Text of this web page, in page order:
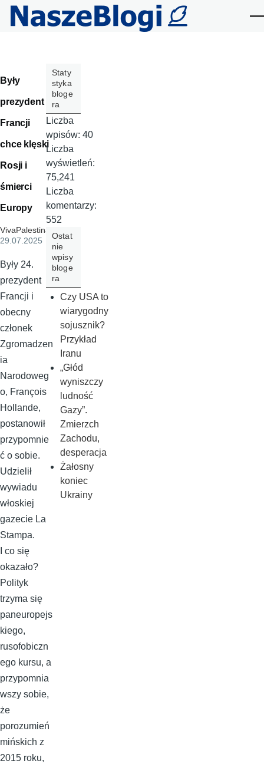
Przejdź do treści
Były
prezydent
Francji
chce klęski
Rosji i
śmierci
Europy
VivaPalestina
29.07.2025
Były 24.
prezydent
Francji i
obecny
członek
Zgromadzen
ia
Narodoweg
o, François
Hollande,
postanowił
przypomnie
ć o sobie.
Udzielił
wywiadu
włoskiej
gazecie La
Stampa.
I co się
okazało?
Polityk
trzyma się
paneuropejs
kiego,
rusofobiczn
ego kursu, a
przypomnia
wszy sobie,
że
porozumień
mińskich z
2015 roku,
Staty
styka
bloge
ra
Liczba
wpisów: 40
Liczba
wyświetleń:
75,241
Liczba
komentarzy:
552
Ostat
nie
wpisy
bloge
ra
Czy USA to
wiarygodny
sojusznik?
Przykład
Iranu
„Głód
wyniszczy
ludność
Gazy”.
Zmierzch
Zachodu,
desperacja
Żałosny
koniec
Ukrainy